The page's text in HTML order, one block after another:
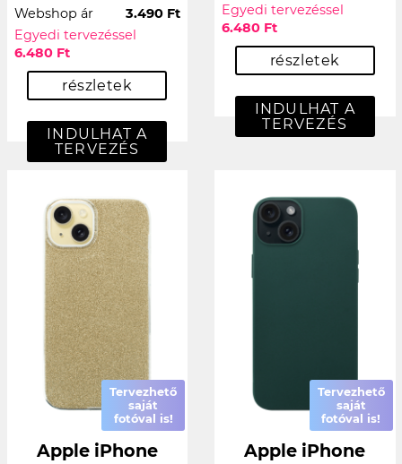
Webshop ár
3.490 Ft
Egyedi tervezéssel
6.480 Ft
részletek
INDULHAT A
TERVEZÉS
Egyedi tervezéssel
6.480 Ft
részletek
INDULHAT A
TERVEZÉS
Tervezhető
saját
fotóval is!
Apple iPhone
Tervezhető
saját
fotóval is!
Apple iPhone